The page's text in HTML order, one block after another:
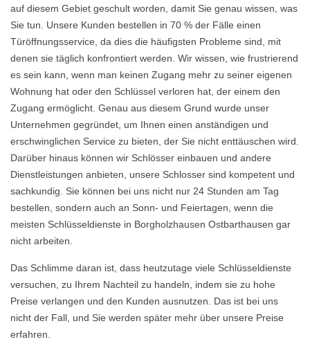
auf diesem Gebiet geschult worden, damit Sie genau wissen, was
Sie tun. Unsere Kunden bestellen in 70 % der Fälle einen
Türöffnungsservice, da dies die häufigsten Probleme sind, mit
denen sie täglich konfrontiert werden. Wir wissen, wie frustrierend
es sein kann, wenn man keinen Zugang mehr zu seiner eigenen
Wohnung hat oder den Schlüssel verloren hat, der einem den
Zugang ermöglicht. Genau aus diesem Grund wurde unser
Unternehmen gegründet, um Ihnen einen anständigen und
erschwinglichen Service zu bieten, der Sie nicht enttäuschen wird.
Darüber hinaus können wir Schlösser einbauen und andere
Dienstleistungen anbieten, unsere Schlosser sind kompetent und
sachkundig. Sie können bei uns nicht nur 24 Stunden am Tag
bestellen, sondern auch an Sonn- und Feiertagen, wenn die
meisten Schlüsseldienste in Borgholzhausen Ostbarthausen gar
nicht arbeiten.
Das Schlimme daran ist, dass heutzutage viele Schlüsseldienste
versuchen, zu Ihrem Nachteil zu handeln, indem sie zu hohe
Preise verlangen und den Kunden ausnutzen. Das ist bei uns
nicht der Fall, und Sie werden später mehr über unsere Preise
erfahren.